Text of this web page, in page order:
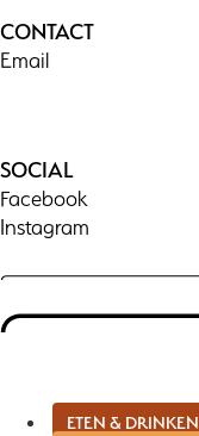
CONTACT
Email
SOCIAL
Facebook
Instagram
ETEN & DRINKEN